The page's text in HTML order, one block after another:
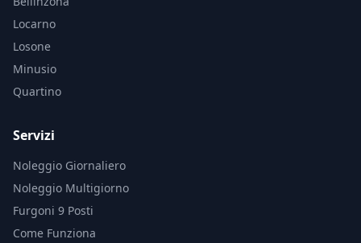
Locarno
Losone
Minusio
Quartino
Servizi
Noleggio Giornaliero
Noleggio Multigiorno
Furgoni 9 Posti
Come Funziona